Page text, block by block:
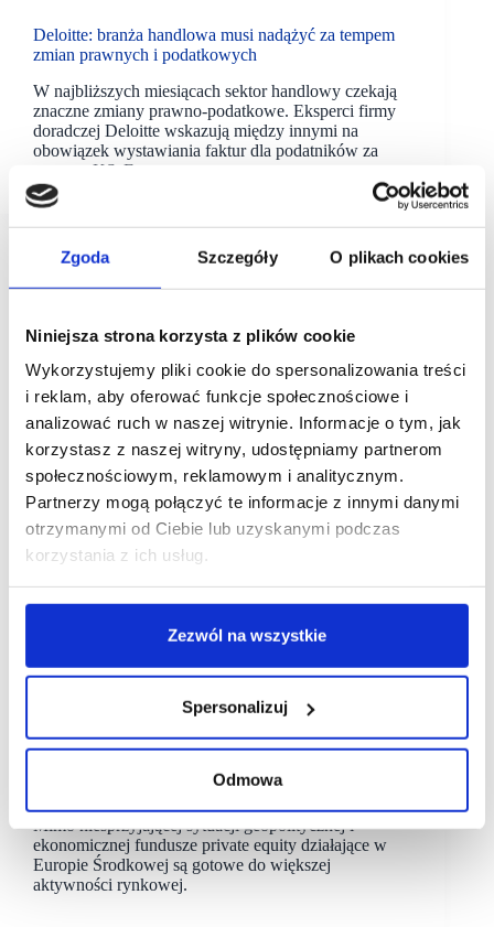
Zgoda Szczegóły O plikach cookies
Niniejsza strona korzysta z plików cookie
Wykorzystujemy pliki cookie do spersonalizowania treści
i reklam, aby oferować funkcje społecznościowe i
analizować ruch w naszej witrynie. Informacje o tym, jak
korzystasz z naszej witryny, udostępniamy partnerom
społecznościowym, reklamowym i analitycznym.
Partnerzy mogą połączyć te informacje z innymi danymi
otrzymanymi od Ciebie lub uzyskanymi podczas
korzystania z ich usług.
Zezwól na wszystkie
Spersonalizuj
Odmowa
Deloitte: branża handlowa musi nadążyć za tempem
zmian prawnych i podatkowych
W najbliższych miesiącach sektor handlowy czekają
znaczne zmiany prawno-podatkowe. Eksperci firmy
doradczej Deloitte wskazują między innymi na
obowiązek wystawiania faktur dla podatników za
pomocą KSeF.
Deloitte
[RAPORT] Deloitte: Fundusze private equity gotowe
do większej aktywności rynkowej
Mimo niesprzyjającej sytuacji geopolitycznej i
ekonomicznej fundusze private equity działające w
Europie Środkowej są gotowe do większej
aktywności rynkowej.